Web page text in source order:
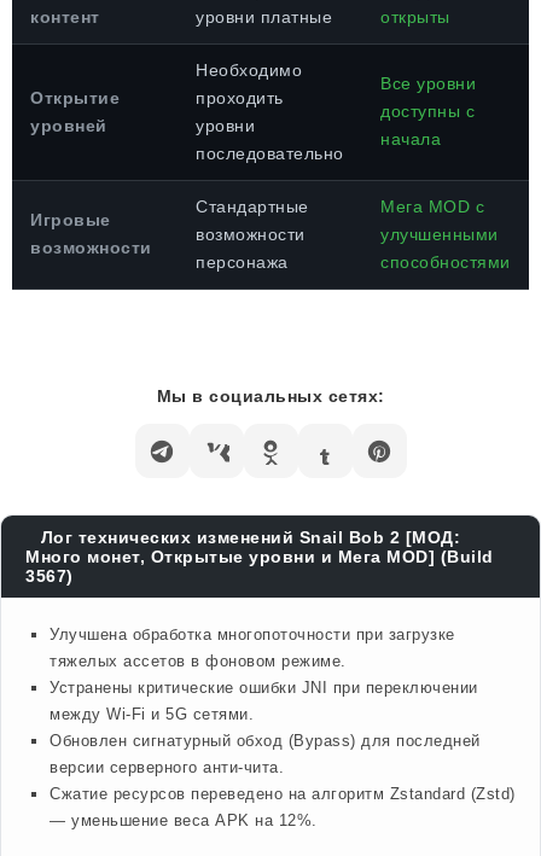
контент
уровни платные
открыты
Открытие
уровней
Необходимо
проходить
уровни
последовательно
Все уровни
доступны с
начала
Игровые
возможности
Стандартные
возможности
персонажа
Мега MOD с
улучшенными
способностями
Мы в социальных сетях:
Лог технических изменений Snail Bob 2 [МОД:
Много монет, Открытые уровни и Мега MOD] (Build
3567)
Улучшена обработка многопоточности при загрузке
тяжелых ассетов в фоновом режиме.
Устранены критические ошибки JNI при переключении
между Wi-Fi и 5G сетями.
Обновлен сигнатурный обход (Bypass) для последней
версии серверного анти-чита.
Сжатие ресурсов переведено на алгоритм Zstandard (Zstd)
— уменьшение веса APK на 12%.